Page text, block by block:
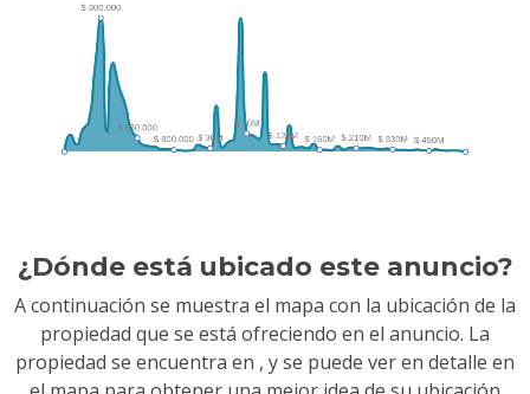
¿Dónde está ubicado este anuncio?
A continuación se muestra el mapa con la ubicación de la
propiedad que se está ofreciendo en el anuncio. La
propiedad se encuentra en , y se puede ver en detalle en